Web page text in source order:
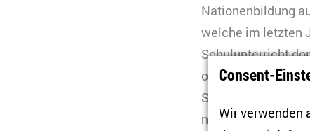
Nationenbildung
welche im letzten
Schulunterricht
orientierten und
Sommer 2021 an
nationale Identität
Consent-
Wir verwenden